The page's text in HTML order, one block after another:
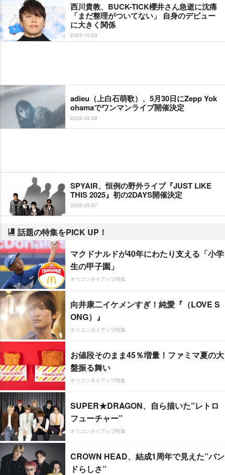
西川貴教、BUCK-TICK櫻井さん急逝に沈痛
「まだ整理がついてない」 自身のデビュー
に大きく関係
2023-10-29
adieu（上白石萌歌）、5月30日にZepp Yok
ohamaでワンマンライブ開催決定
2026-02-28
SPYAIR、恒例の野外ライブ『JUST LIKE
THIS 2025』初の2DAYS開催決定
2025-05-07
話題の特集をPICK UP！
マクドナルドが40年にわたり支える「小学
生の甲子園」
オリコンタイアップ特集
向井康二イケメンすぎ！純愛『（LOVE S
ONG）』
オリコンタイアップ特集
お値段そのまま45％増量！ファミマ夏の大
盤振る舞い
オリコンタイアップ特集
SUPER★DRAGON、自ら描いた”レトロ
フューチャー”
オリコンタイアップ特集
CROWN HEAD、結成1周年で見えた”バン
ドらしさ”